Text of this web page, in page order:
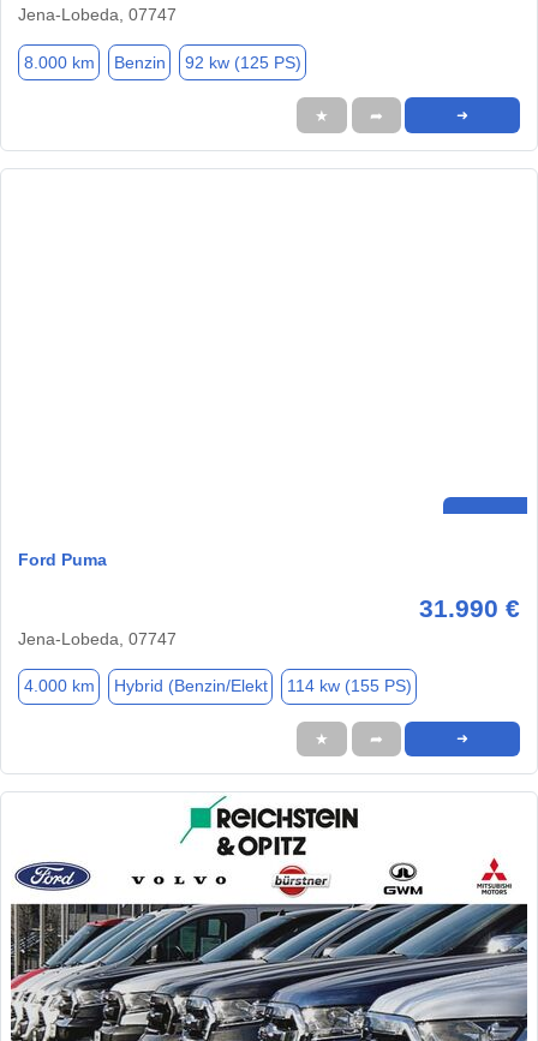
Jena-Lobeda, 07747
8.000 km Benzin 92 kw (125 PS)
★ ➦ ➜
Ford Puma
31.990 €
Jena-Lobeda, 07747
4.000 km Hybrid (Benzin/Elekt 114 kw (155 PS)
★ ➦ ➜